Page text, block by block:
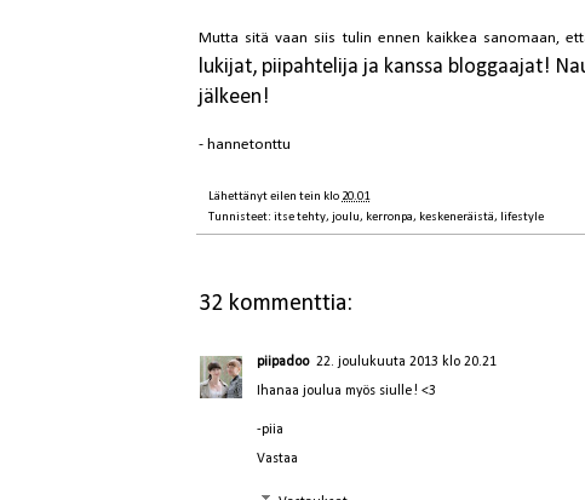
Mutta sitä vaan siis tulin ennen kaikkea sanomaan,
lukijat, piipahtelija ja kanssa bloggaajat!
jälkeen!
- hannetonttu
Lähettänyteilen tein klo 20.01
Tunnisteet: itse tehty, joulu, kerronpa, keskeneräistä, lifestyle
32 kommenttia:
piipadoo 22. joulukuuta 2013 klo 20.21
Ihanaa joulua myös siulle! <3
-piia
Vastaa